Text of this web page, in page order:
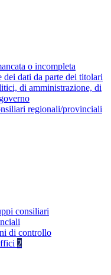
o incompleta
dei dati da parte dei titolari
di amministrazione, di
regionali/provinciali
consiliari
di controllo
2